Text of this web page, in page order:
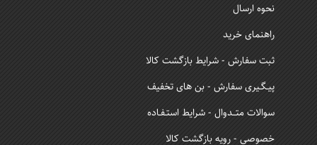
نحوه ارسال
راهنمای خرید
ثبت سفارش - شرایط بازگشت کالا
پیـگـیری سفارش - بن های تخفیف
سوالات متــدوال - شرایط استـفـاده
خصوصی - رویه بازگشت کالا